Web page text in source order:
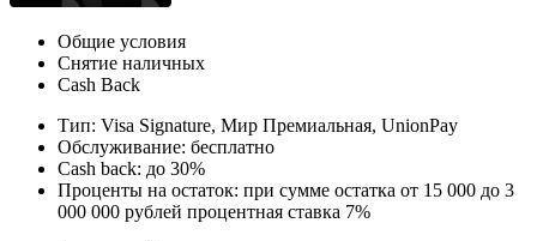
Общие условия
Снятие наличных
Cash Back
Тип: Visa Signature, Мир Премиальная, UnionPay
Обслуживание: бесплатно
Cash back: до 30%
Проценты на остаток: при сумме остатка от 15 000 до 3
000 000 рублей процентная ставка 7%